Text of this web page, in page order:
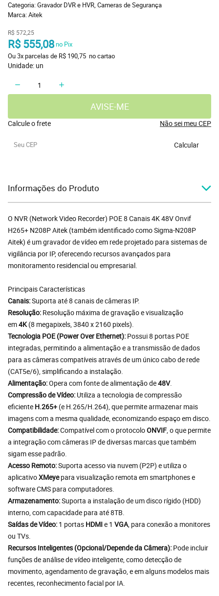
Categoria:Gravador DVR e HVR, Cameras de Segurança
Marca:Aitek
R$ 572,25
R$ 555,08 no Pix
Ou 3x parcelas de R$ 190,75 no cartao
Unidade: un
AVISE-ME
Calcule o frete Não sei meu CEP
Calcular
Informações do Produto
O NVR (Network Video Recorder) POE 8 Canais 4K 48V Onvif
H265+ N208P Aitek (também identificado como Sigma-N208P
Aitek) é um gravador de vídeo em rede projetado para sistemas de
vigilância por IP, oferecendo recursos avançados para
monitoramento residencial ou empresarial.
Principais Características
Canais:Suporta até 8 canais de câmeras IP.
Resolução: Resolução máxima de gravação e visualização
em4K(8 megapixels, 3840 x 2160 pixels).
Tecnologia POE (Power Over Ethernet): Possui 8 portas POE
integradas, permitindo a alimentação e a transmissão de dados
para as câmeras compatíveis através de um único cabo de rede
(CAT5e/6), simplificando a instalação.
Alimentação:Opera com fonte de alimentação de48V.
Compressão de Vídeo: Utiliza a tecnologia de compressão
eficiente H.265+ (e H.265/H.264), que permite armazenar mais
imagens com a mesma qualidade, economizando espaço em disco.
Compatibilidade:Compatível com o protocoloONVIF, o que permite
a integração com câmeras IP de diversas marcas que também
sigam esse padrão.
Acesso Remoto:Suporta acesso via nuvem (P2P) e utiliza o
aplicativoXMeyepara visualização remota em smartphones e
software CMS para computadores.
Armazenamento:Suporta a instalação de um disco rígido (HDD)
interno, com capacidade para até 8TB.
Saídas de Vídeo: 1 portas HDMIe 1 VGA, para conexão a monitores
ou TVs.
Recursos Inteligentes (Opcional/Depende da Câmera): Pode incluir
funções de análise de vídeo inteligente, como detecção de
movimento, agendamento de gravação, e em alguns modelos mais
recentes, reconhecimento facial por IA.